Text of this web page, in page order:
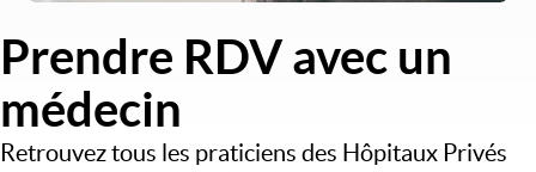
Prendre RDV avec un
médecin
Retrouvez tous les praticiens des Hôpitaux Privés